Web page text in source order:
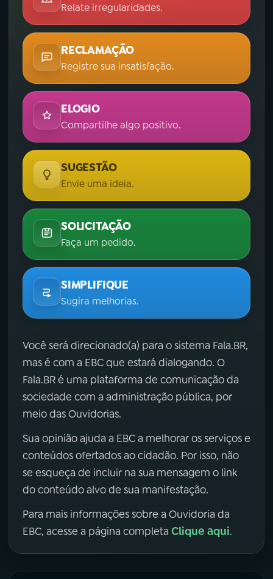
Relate irregularidades.
RECLAMAÇÃO
Registre sua insatisfação.
ELOGIO
Compartilhe algo positivo.
SUGESTÃO
Envie uma ideia.
SOLICITAÇÃO
Faça um pedido.
SIMPLIFIQUE
Sugira melhorias.
Você será direcionado(a) para o sistema Fala.BR,
mas é com a EBC que estará dialogando. O
Fala.BR é uma plataforma de comunicação da
sociedade com a administração pública, por
meio das Ouvidorias.
Sua opinião ajuda a EBC a melhorar os serviços e
conteúdos ofertados ao cidadão. Por isso, não
se esqueça de incluir na sua mensagem o link
do conteúdo alvo de sua manifestação.
Para mais informações sobre a Ouvidoria da
EBC, acesse a página completa Clique aqui.